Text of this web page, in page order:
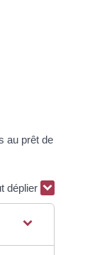
au prêt de
déplier